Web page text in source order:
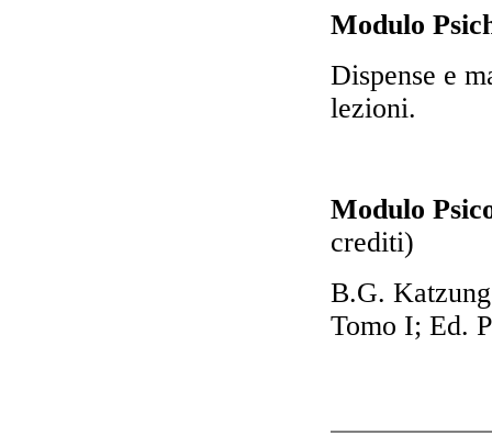
Modulo
Dispense e
lezioni.
Modulo
crediti)
B.G.
Tomo I; Ed.